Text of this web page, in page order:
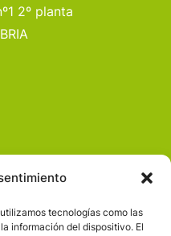
tecnologías como las
información del dispositivo. El
2º planta